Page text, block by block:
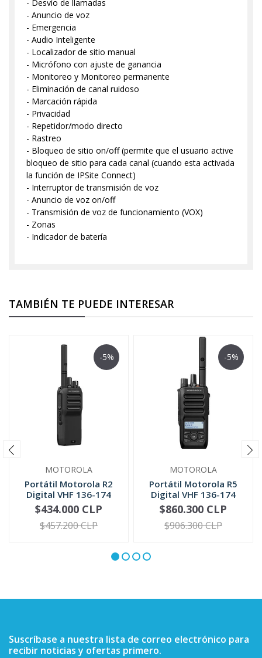
- Desvío de llamadas
- Anuncio de voz
- Emergencia
- Audio Inteligente
- Localizador de sitio manual
- Micrófono con ajuste de ganancia
- Monitoreo y Monitoreo permanente
- Eliminación de canal ruidoso
- Marcación rápida
- Privacidad
- Repetidor/modo directo
- Rastreo
- Bloqueo de sitio on/off (permite que el usuario active
bloqueo de sitio para cada canal (cuando esta activada
la función de IPSite Connect)
- Interruptor de transmisión de voz
- Anuncio de voz on/off
- Transmisión de voz de funcionamiento (VOX)
- Zonas
- Indicador de batería
TAMBIÉN TE PUEDE INTERESAR
-5%
MOTOROLA
Portátil Motorola R2
Digital VHF 136-174
MHz UH...
VER OPCIONES
$434.000 CLP
$457.200 CLP
-5%
MOTOROLA
Portátil Motorola R5
Digital VHF 136-174
MHz | ...
VER OPCIONES
$860.300 CLP
$906.300 CLP
Suscríbase a nuestra lista de correo electrónico para
recibir noticias y ofertas primero.